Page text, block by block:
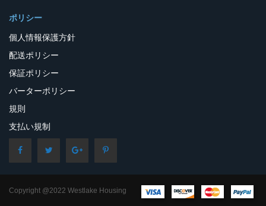
ポリシー
個人情報保護方針
配送ポリシー
保証ポリシー
バーターポリシー
規則
支払い規制
Copyright @2022 Westlake Housing